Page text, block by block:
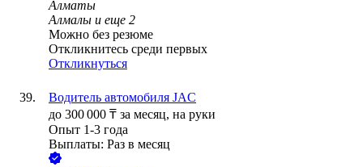
Алматы
Алмалы и еще 2
Можно без резюме
Откликнитесь среди первых
Откликнуться
Водитель автомобиля JAC
до 300 000 ₸ за месяц, на руки
Опыт 1-3 года
Выплаты: Раз в месяц